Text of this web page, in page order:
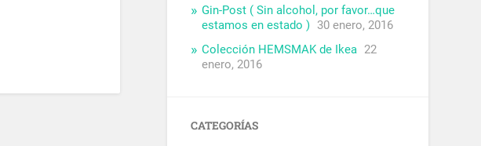
Gin-Post ( Sin alcohol, por favor…que
estamos en estado ) 30 enero, 2016
Colección HEMSMAK de Ikea 22
enero, 2016
CATEGORÍAS